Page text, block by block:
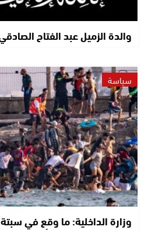
والدة الزميل عبد الفتاح
سياسة
وزارة الداخلية: ما وقع في